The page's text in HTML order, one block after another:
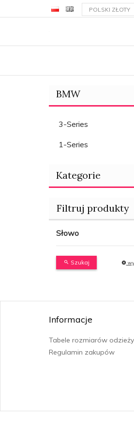
currency_h
BMW
3-Series
1-Series
Kategorie
Filtruj produkty
Słowo
Szukaj
Informacje
Tabele rozmiarów odzieży
Regulamin zakupów